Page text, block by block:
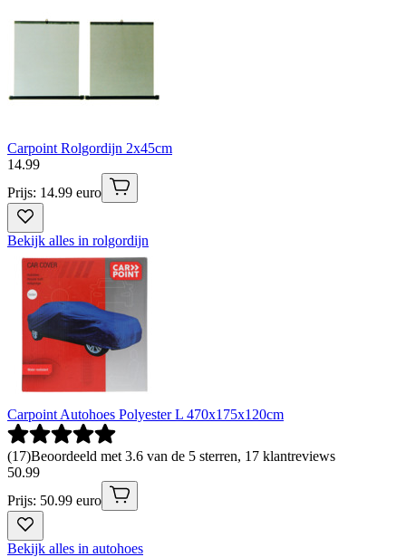
Carpoint Rolgordijn 2x45cm
14.99
Prijs: 14.99 euro
Bekijk alles in rolgordijn
Carpoint Autohoes Polyester L 470x175x120cm
(17)Beoordeeld met 3.6 van de 5 sterren, 17 klantreviews
50.99
Prijs: 50.99 euro
Bekijk alles in autohoes